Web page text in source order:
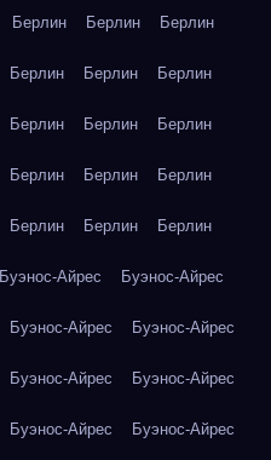
Берлин Берлин Берлин
Берлин Берлин Берлин
Берлин Берлин Берлин
Берлин Берлин Берлин
Берлин Берлин Берлин
Буэнос-Айрес Буэнос-Айрес
Буэнос-Айрес Буэнос-Айрес
Буэнос-Айрес Буэнос-Айрес
Буэнос-Айрес Буэнос-Айрес